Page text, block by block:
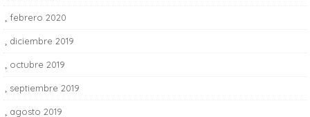
febrero 2020
diciembre 2019
octubre 2019
septiembre 2019
agosto 2019